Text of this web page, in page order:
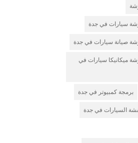
سيارات في جدة
صيانة سيارات في جدة
ميكانيكا سيارات في
برمجة كمبيوتر في جدة
السيارات في جدة